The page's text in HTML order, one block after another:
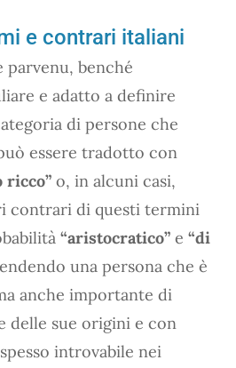
e contrari italiani
benché
e adatto a definire
di persone che
essere tradotto con
ricco” o, in alcuni casi,
contrari di questi termini
“aristocratico” e “di
una persona che è
anche importante di
delle sue origini e con
introvabile nei